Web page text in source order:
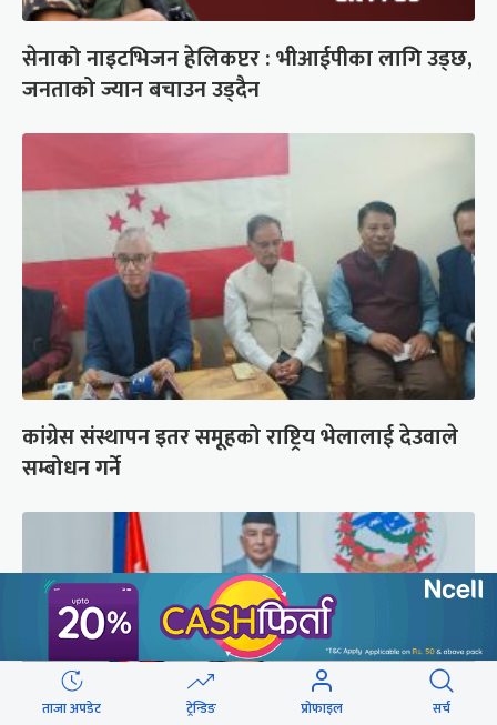
सेनाको नाइटभिजन हेलिकप्टर : भीआईपीका लागि उड्छ,
जनताको ज्यान बचाउन उड्दैन
कांग्रेस संस्थापन इतर समूहको राष्ट्रिय भेलालाई देउवाले
सम्बोधन गर्ने
ताजा अपडेट ट्रेन्डिङ प्रोफाइल सर्च